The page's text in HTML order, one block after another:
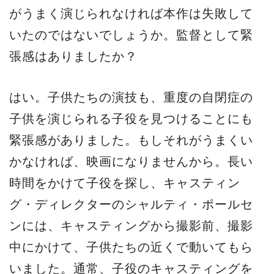
がうまく演じられなければ本作は失敗して
いたのではないでしょうか。監督として緊
張感はありましたか？
はい。子供たちの演技も、重度の自閉症の
子供を演じられる子役を見つけることにも
緊張感がありました。もしそれがうまくい
かなければ、映画になりませんから。長い
時間をかけて子役を探し、キャスティン
グ・ディレクターのシャルティ・ポールセ
ンには、キャスティングから撮影前、撮影
中にかけて、子供たちの近くで動いてもら
いました。通常、子役のキャスティングを